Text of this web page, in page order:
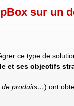
sur un
ce type de
et ses objectifs
de produits…) ont